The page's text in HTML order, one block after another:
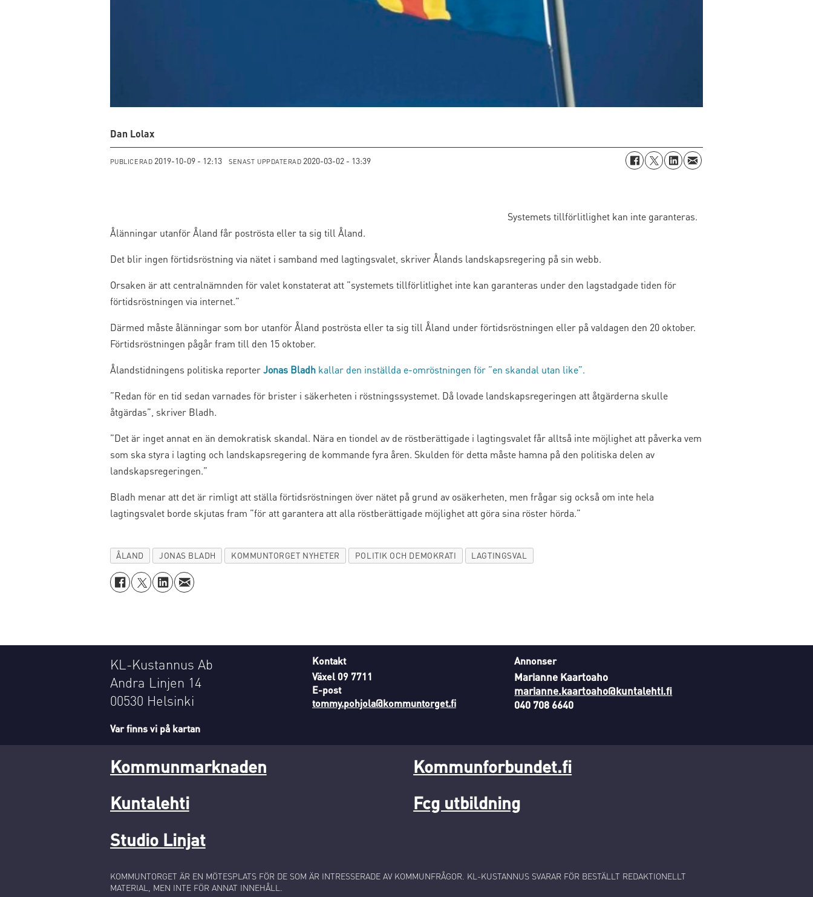
Dan Lolax
PUBLICERAD 2019-10-09 - 12:13 SENAST UPPDATERAD 2020-03-02 - 13:39
Systemets tillförlitlighet kan inte garanteras.
Ålänningar utanför Åland får poströsta eller ta sig till Åland.
Det blir ingen förtidsröstning via nätet i samband med lagtingsvalet, skriver Ålands landskapsregering på sin webb.
Orsaken är att centralnämnden för valet konstaterat att ”systemets tillförlitlighet inte kan garanteras under den lagstadgade tiden för
förtidsröstningen via internet.”
Därmed måste ålänningar som bor utanför Åland poströsta eller ta sig till Åland under förtidsröstningen eller på valdagen den 20 oktober.
Förtidsröstningen pågår fram till den 15 oktober.
Ålandstidningens politiska reporterJonas Bladhkallar den inställda e-omröstningen för ”en skandal utan like”.
”Redan för en tid sedan varnades för brister i säkerheten i röstningssystemet. Då lovade landskapsregeringen att åtgärderna skulle
åtgärdas”, skriver Bladh.
”Det är inget annat en än demokratisk skandal. Nära en tiondel av de röstberättigade i lagtingsvalet får alltså inte möjlighet att påverka vem
som ska styra i lagting och landskapsregering de kommande fyra åren. Skulden för detta måste hamna på den politiska delen av
landskapsregeringen.”
Bladh menar att det är rimligt att ställa förtidsröstningen över nätet på grund av osäkerheten, men frågar sig också om inte hela
lagtingsvalet borde skjutas fram ”för att garantera att alla röstberättigade möjlighet att göra sina röster hörda.”
ÅLAND JONAS BLADH KOMMUNTORGET NYHETER POLITIK OCH DEMOKRATI LAGTINGSVAL
KL-Kustannus Ab
Andra Linjen 14
00530 Helsinki
Var finns vi på kartan
Kontakt
Växel 09 7711
E-post
tommy.pohjola@kommuntorget.fi
Annonser
Marianne Kaartoaho
marianne.kaartoaho@kuntalehti.fi
040 708 6640
Kommunmarknaden
Kuntalehti
Studio Linjat
Kommunforbundet.fi
Fcg utbildning
KOMMUNTORGET ÄR EN MÖTESPLATS FÖR DE SOM ÄR INTRESSERADE AV KOMMUNFRÅGOR. KL-KUSTANNUS SVARAR FÖR BESTÄLLT REDAKTIONELLT
MATERIAL, MEN INTE FÖR ANNAT INNEHÅLL.